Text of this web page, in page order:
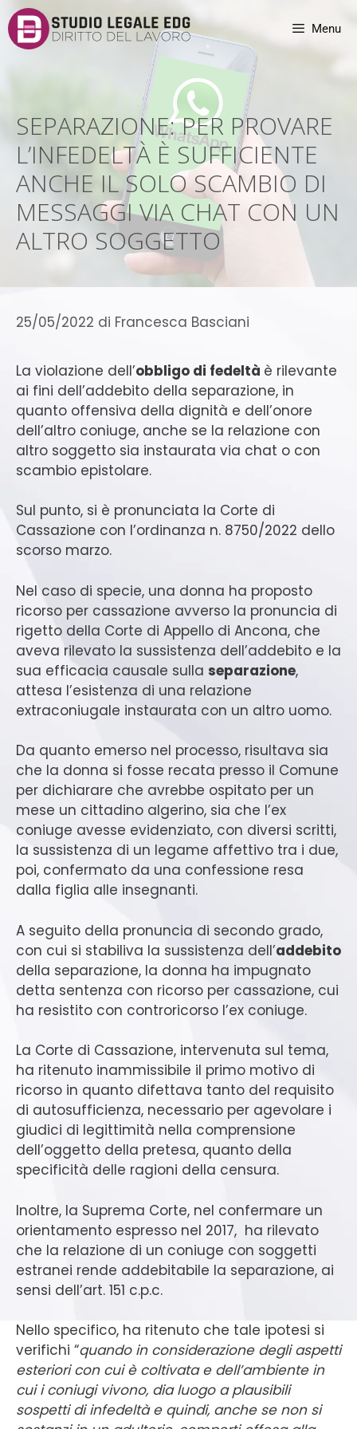
Menu
SEPARAZIONE: PER PROVARE
L’INFEDELTÀ È SUFFICIENTE
ANCHE IL SOLO SCAMBIO DI
MESSAGGI VIA CHAT CON UN
ALTRO SOGGETTO
25/05/2022 di Francesca Basciani
La violazione dell’obbligo di fedeltà è rilevante
ai fini dell’addebito della separazione, in
quanto offensiva della dignità e dell’onore
dell’altro coniuge, anche se la relazione con
altro soggetto sia instaurata via chat o con
scambio epistolare.
Sul punto, si è pronunciata la Corte di
Cassazione con l’ordinanza n. 8750/2022 dello
scorso marzo.
Nel caso di specie, una donna ha proposto
ricorso per cassazione avverso la pronuncia di
rigetto della Corte di Appello di Ancona, che
aveva rilevato la sussistenza dell’addebito e la
sua efficacia causale sulla separazione,
attesa l’esistenza di una relazione
extraconiugale instaurata con un altro uomo.
Da quanto emerso nel processo, risultava sia
che la donna si fosse recata presso il Comune
per dichiarare che avrebbe ospitato per un
mese un cittadino algerino, sia che l’ex
coniuge avesse evidenziato, con diversi scritti,
la sussistenza di un legame affettivo tra i due,
poi, confermato da una confessione resa
dalla figlia alle insegnanti.
A seguito della pronuncia di secondo grado,
con cui si stabiliva la sussistenza dell’addebito
della separazione, la donna ha impugnato
detta sentenza con ricorso per cassazione, cui
ha resistito con controricorso l’ex coniuge.
La Corte di Cassazione, intervenuta sul tema,
ha ritenuto inammissibile il primo motivo di
ricorso in quanto difettava tanto del requisito
di autosufficienza, necessario per agevolare i
giudici di legittimità nella comprensione
dell’oggetto della pretesa, quanto della
specificità delle ragioni della censura.
Inoltre, la Suprema Corte, nel confermare un
orientamento espresso nel 2017, ha rilevato
che la relazione di un coniuge con soggetti
estranei rende addebitabile la separazione, ai
sensi dell’art. 151 c.p.c.
Nello specifico, ha ritenuto che tale ipotesi si
verifichi “quando in considerazione degli aspetti
esteriori con cui è coltivata e dell’ambiente in
cui i coniugi vivono, dia luogo a plausibili
sospetti di infedeltà e quindi, anche se non si